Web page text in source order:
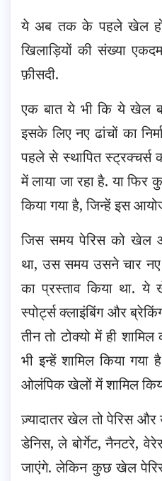
ये अब तक के पहले खेल
खिलाड़ियों की संख्या
फ़ीसदी.
एक बात ये भी कि ये खेल
इसके लिए नए ढांचों का
पहले से स्थापित स्ट्रक्चर्स
में लाया जा रहा है. या फिर
किया गया है, जिन्हें इस
जिस समय पेरिस को खेल
था, उस समय उसने चार
का प्रस्ताव किया था. ये
स्पोर्ट्स क्लाइंबिंग और
तीन तो टोक्यो में ही
भी इन्हें शामिल किया गया
ओलंपिक खेलों में शामिल
ज़्यादातर खेल तो पेरिस
डेनिस, ले बोर्गेट, नैनटरे,
जाएंगे. लेकिन कुछ खेल